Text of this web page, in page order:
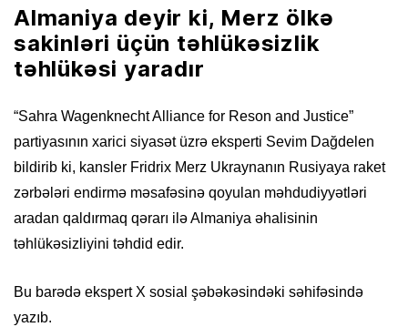
Almaniya deyir ki, Merz ölkə
sakinləri üçün təhlükəsizlik
təhlükəsi yaradır
“Sahra Wagenknecht Alliance for Reson and Justice”
partiyasının xarici siyasət üzrə eksperti Sevim Dağdelen
bildirib ki, kansler Fridrix Merz Ukraynanın Rusiyaya raket
zərbələri endirmə məsafəsinə qoyulan məhdudiyyətləri
aradan qaldırmaq qərarı ilə Almaniya əhalisinin
təhlükəsizliyini təhdid edir.
Bu barədə ekspert X sosial şəbəkəsindəki səhifəsində
yazıb.